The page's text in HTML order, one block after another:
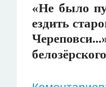
«Не было
ездить